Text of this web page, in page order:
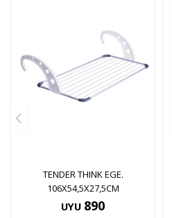
TENDER THINK EGE.
106X54,5X27,5CM
UYU 890